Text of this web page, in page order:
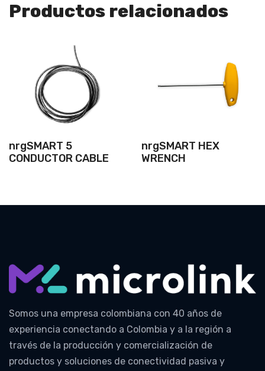
Productos relacionados
nrgSMART 5
CONDUCTOR CABLE
nrgSMART HEX
WRENCH
Somos una empresa colombiana con 40 años de
experiencia conectando a Colombia y a la región a
través de la producción y comercialización de
productos y soluciones de conectividad pasiva y